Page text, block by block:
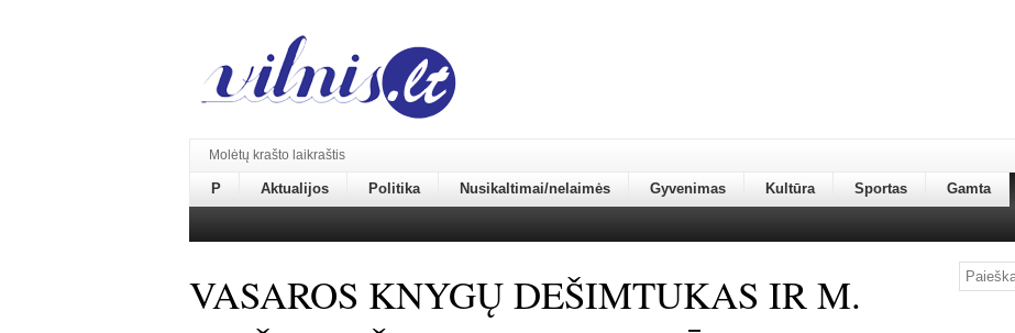
Molėtų krašto laikraštis
P Aktualijos Politika Nusikaltimai/nelaimės Gyvenimas Kultūra Sportas Gamta
VASAROS KNYGŲ DEŠIMTUKAS IR M.